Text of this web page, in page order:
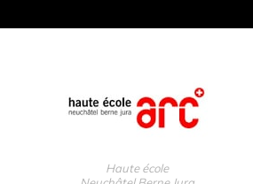
Haute école